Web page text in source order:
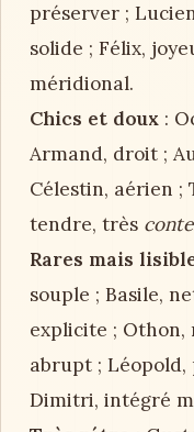
préserver ;
solide ; Félix,
méridional.
Chics et doux :
Armand, droit ;
Célestin, aérien ;
tendre, très conte
Rares mais
souple ; Basile,
explicite ; Othon,
abrupt ;
Dimitri, intégré